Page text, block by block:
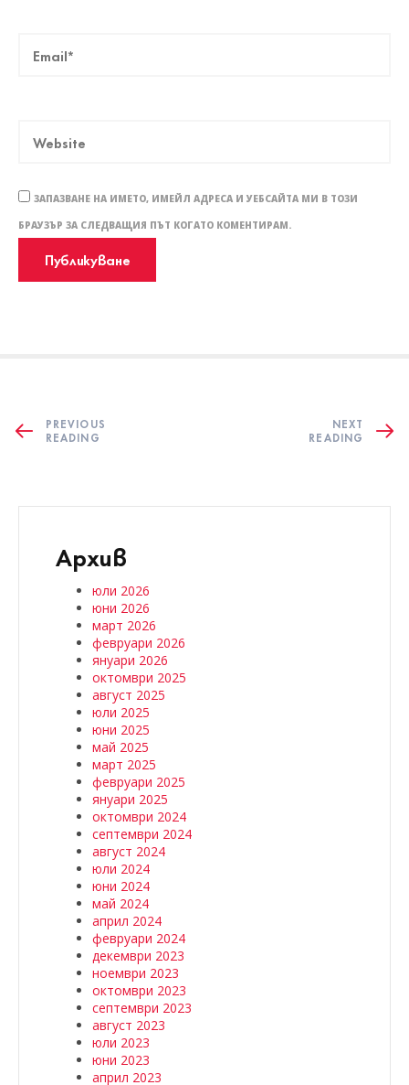
ЗАПАЗВАНЕ НА ИМЕТО, ИМЕЙЛ АДРЕСА И УЕБСАЙТА МИ В ТОЗИ
БРАУЗЪР ЗА СЛЕДВАЩИЯ ПЪТ КОГАТО КОМЕНТИРАМ.
PREVIOUS
READING
NEXT
READING
Архив
юли 2026
юни 2026
март 2026
февруари 2026
януари 2026
октомври 2025
август 2025
юли 2025
юни 2025
май 2025
март 2025
февруари 2025
януари 2025
октомври 2024
септември 2024
август 2024
юли 2024
юни 2024
май 2024
април 2024
февруари 2024
декември 2023
ноември 2023
октомври 2023
септември 2023
август 2023
юли 2023
юни 2023
април 2023